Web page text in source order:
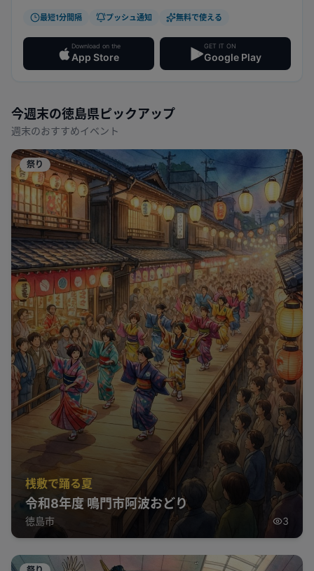
最短1分間隔 プッシュ通知 無料で使える
Download on the
App Store
GET IT ON
Google Play
今週末の徳島県 ピックアップ
週末のおすすめイベント
祭り
桟敷で踊る夏
令和8年度 鳴門市阿波おどり
徳島市 3